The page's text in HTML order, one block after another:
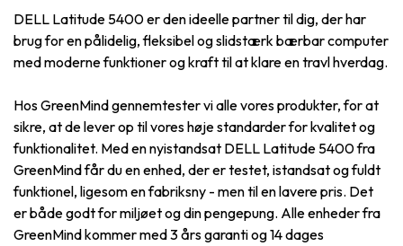
DELL Latitude 5400 er den ideelle partner til dig, der har
brug for en pålidelig, fleksibel og slidstærk bærbar computer
med moderne funktioner og kraft til at klare en travl hverdag.
Hos GreenMind gennemtester vi alle vores produkter, for at
sikre, at de lever op til vores høje standarder for kvalitet og
funktionalitet. Med en nyistandsat DELL Latitude 5400 fra
GreenMind får du en enhed, der er testet, istandsat og fuldt
funktionel, ligesom en fabriksny - men til en lavere pris. Det
er både godt for miljøet og din pengepung. Alle enheder fra
GreenMind kommer med 3 års garanti og 14 dages